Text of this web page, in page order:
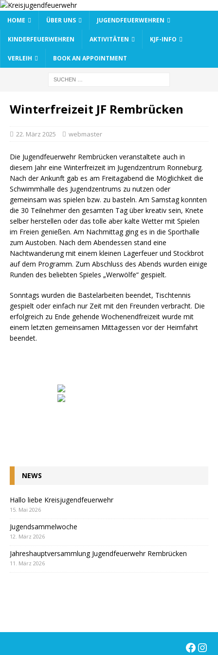
HOME ÜBER UNS JUGENDFEUERWEHREN
KINDERFEUERWEHREN AKTIVITÄTEN KJF-INFO
VERLEIH BOOK AN APPOINTMENT
Winterfreizeit JF Rembrücken
22. März 2025 webmaster
Die Jugendfeuerwehr Rembrücken veranstaltete auch in
diesem Jahr eine Winterfreizeit im Jugendzentrum Ronneburg.
Nach der Ankunft gab es am Freitagabend die Möglichkeit die
Schwimmhalle des Jugendzentrums zu nutzen oder
gemeinsam was spielen bzw. zu basteln. Am Samstag konnten
die 30 Teilnehmer den gesamten Tag über kreativ sein, Knete
selber herstellen oder das tolle aber kalte Wetter mit Spielen
im Freien genießen. Am Nachmittag ging es in die Sporthalle
zum Austoben. Nach dem Abendessen stand eine
Nachtwanderung mit einem kleinen Lagerfeuer und Stockbrot
auf dem Programm. Zum Abschluss des Abends wurden einige
Runden des beliebten Spieles „Werwölfe“ gespielt.
Sonntags wurden die Bastelarbeiten beendet, Tischtennis
gespielt oder einfach nur Zeit mit den Freunden verbracht. Die
erfolgreich zu Ende gehende Wochenendfreizeit wurde mit
einem letzten gemeinsamen Mittagessen vor der Heimfahrt
beendet.
NEWS
Hallo liebe Kreisjugendfeuerwehr
15. Mai 2026
Jugendsammelwoche
12. März 2026
Jahreshauptversammlung Jugendfeuerwehr Rembrücken
11. März 2026